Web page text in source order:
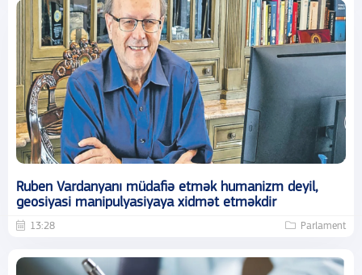
Ruben Vardanyanı müdafiə etmək humanizm deyil,
geosiyasi manipulyasiyaya xidmət etməkdir
13:28 Parlament